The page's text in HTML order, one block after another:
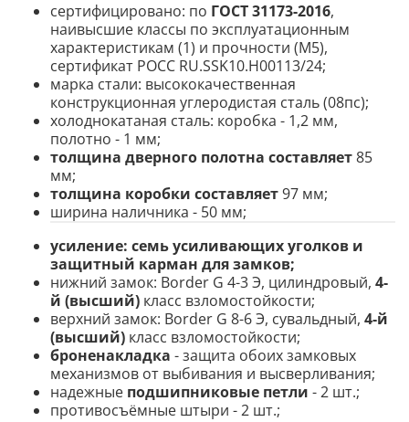
сертифицировано: по ГОСТ 31173-2016,
наивысшие классы по эксплуатационным
характеристикам (1) и прочности (М5),
сертификат POCC RU.SSK10.H00113/24;
марка стали: высококачественная
конструкционная углеродистая сталь (08пс);
холоднокатаная сталь: коробка - 1,2 мм,
полотно - 1 мм;
толщина дверного полотна составляет85
мм;
толщина коробки составляет97 мм;
ширина наличника - 50 мм;
усиление: семь усиливающих уголков и
защитный карман для замков;
нижний замок: Border G 4-3 Э, цилиндровый, 4-
й (высший) класс взломостойкости;
верхний замок: Border G 8-6 Э, сувальдный, 4-й
(высший) класс взломостойкости;
броненакладка - защита обоих замковых
механизмов от выбивания и высверливания;
надежные подшипниковые петли - 2 шт.;
противосъёмные штыри - 2 шт.;